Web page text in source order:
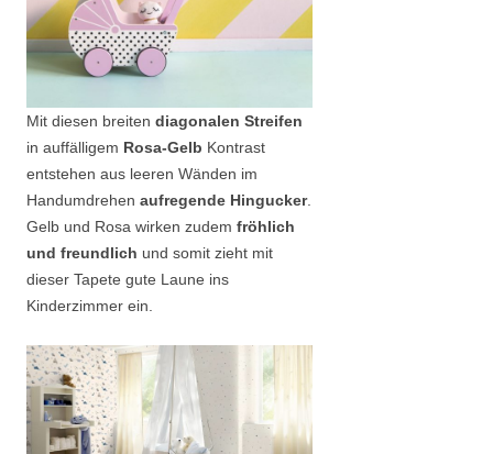
Mit diesen breiten diagonalen Streifen
in auffälligem Rosa-Gelb Kontrast
entstehen aus leeren Wänden im
Handumdrehen aufregende Hingucker.
Gelb und Rosa wirken zudem fröhlich
und freundlich und somit zieht mit
dieser Tapete gute Laune ins
Kinderzimmer ein.